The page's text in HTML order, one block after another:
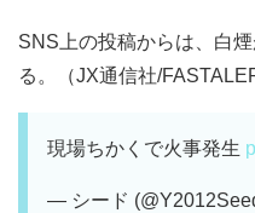
SNS上の投稿からは、白
る。（JX通信社/
現場ちかくで火事発生
— シード